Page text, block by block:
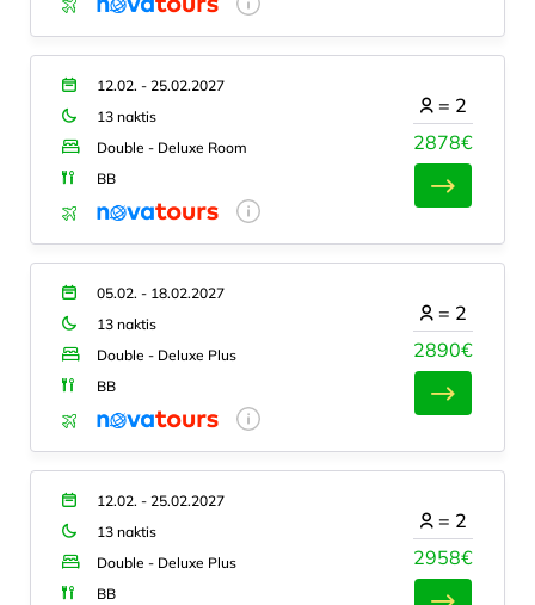
12.02. - 25.02.2027
13 naktis
Double - Deluxe Room
BB
2878€
= 2
05.02. - 18.02.2027
13 naktis
Double - Deluxe Plus
BB
2890€
= 2
12.02. - 25.02.2027
13 naktis
Double - Deluxe Plus
BB
2958€
= 2